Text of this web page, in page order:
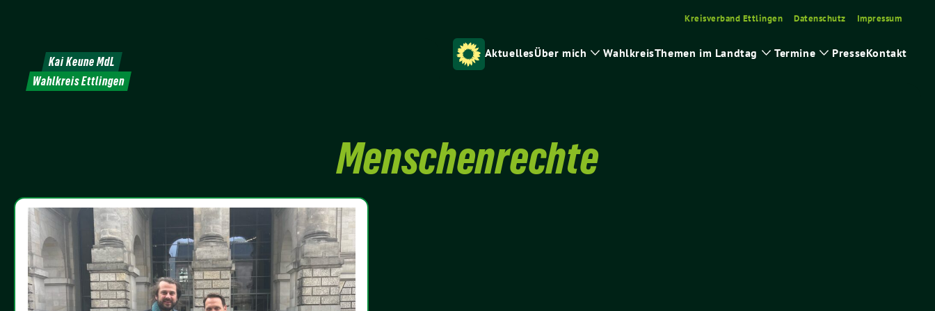
Kreisverband Ettlingen Datenschutz Impressum
Kai Keune MdL
Wahlkreis Ettlingen
AktuellesÜber mich
Zeige
WahlkreisThemen im Landtag
Zeige
Termine Zeige
PresseKontakt
Menschenrechte